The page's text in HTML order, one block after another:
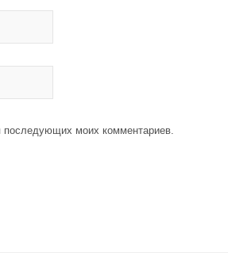
последующих моих комментариев.